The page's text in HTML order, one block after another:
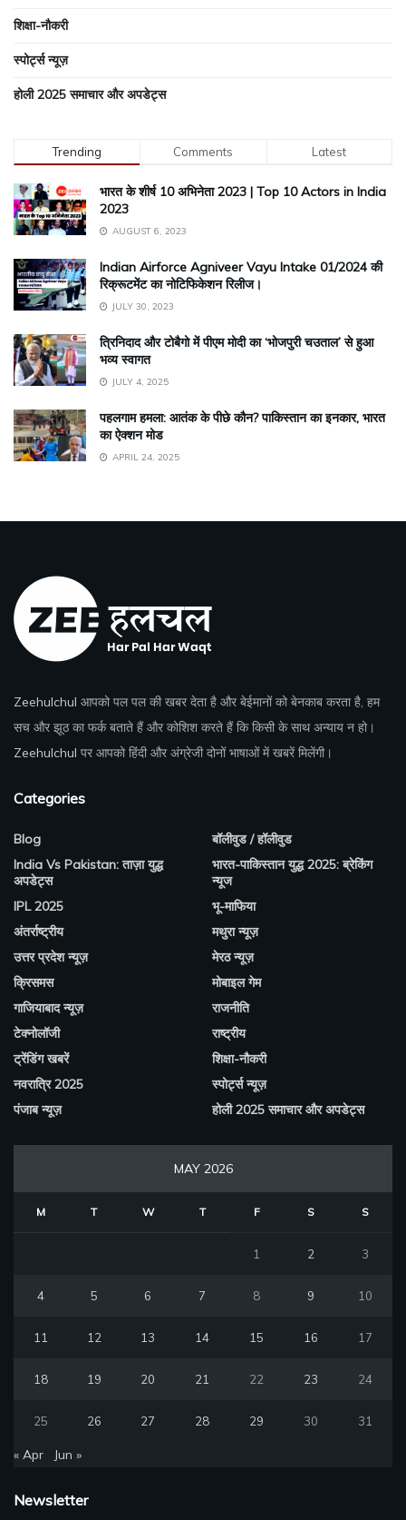
शिक्षा-नौकरी
स्पोर्ट्स न्यूज़
होली 2025 समाचार और अपडेट्स
Trending Comments Latest
भारत के शीर्ष 10 अभिनेता 2023 | Top 10 Actors in India
2023
AUGUST 6, 2023
Indian Airforce Agniveer Vayu Intake 01/2024 की
रिक्रूटमेंट का नोटिफिकेशन रिलीज।
JULY 30, 2023
त्रिनिदाद और टोबैगो में पीएम मोदी का ‘भोजपुरी चउताल’ से हुआ
भव्य स्वागत
JULY 4, 2025
पहलगाम हमला: आतंक के पीछे कौन? पाकिस्तान का इनकार, भारत
का ऐक्शन मोड
APRIL 24, 2025
Zeehulchul आपको पल पल की खबर देता है और बेईमानों को बेनकाब करता है, हम
सच और झूठ का फर्क बताते हैं और कोशिश करते हैं कि किसी के साथ अन्याय न हो।
Zeehulchul पर आपको हिंदी और अंग्रेजी दोनों भाषाओं में खबरें मिलेंगी।
Categories
Blog
India Vs Pakistan: ताज़ा युद्ध
अपडेट्स
IPL 2025
अंतर्राष्ट्रीय
उत्तर प्रदेश न्यूज़
क्रिसमस
गाजियाबाद न्यूज़
टेक्नोलॉजी
ट्रेंडिंग खबरें
नवरात्रि 2025
पंजाब न्यूज़
बॉलीवुड / हॉलीवुड
भारत-पाकिस्तान युद्ध 2025: ब्रेकिंग
न्यूज
भू-माफिया
मथुरा न्यूज़
मेरठ न्यूज़
मोबाइल गेम
राजनीति
राष्ट्रीय
शिक्षा-नौकरी
स्पोर्ट्स न्यूज़
होली 2025 समाचार और अपडेट्स
MAY 2026
M T W T F S S
1 2 3
4 5 6 7 8 9 10
11 12 13 14 15 16 17
18 19 20 21 22 23 24
25 26 27 28 29 30 31
« Apr Jun »
Newsletter